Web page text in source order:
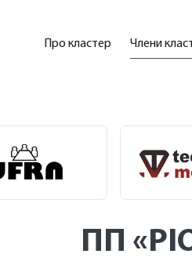
Про кластер Члени
ПП